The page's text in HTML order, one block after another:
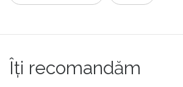
Îți recomandăm